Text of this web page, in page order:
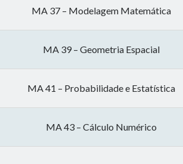
MA 37 – Modelagem Matemática
MA 39 – Geometria Espacial
MA 41 – Probabilidade e Estatística
MA 43 – Cálculo Numérico